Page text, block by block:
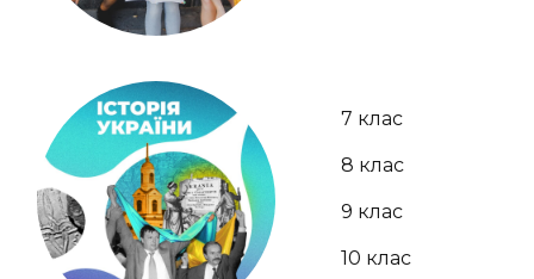
7 клас
8 клас
9 клас
10 клас